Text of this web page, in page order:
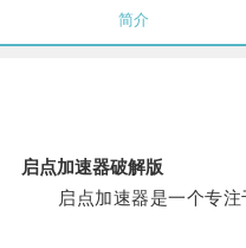
简介
启点加速器破解版
启点加速器是一个专注